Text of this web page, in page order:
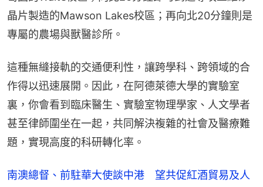
晶片製造的Mawson Lakes校區；再向北20分鐘則是
專屬的農場與獸醫診所。
這種無縫接軌的交通便利性，讓跨學科、跨領域的合
作得以迅速展開。因此，在阿德萊德大學的實驗室
裏，你會看到臨床醫生、實驗室物理學家、人文學者
甚至律師圍坐在一起，共同解決複雜的社會及醫療難
題，實現高度的科研轉化率。
南澳總督、前駐華大使談中港 望共促紅酒貿易及人